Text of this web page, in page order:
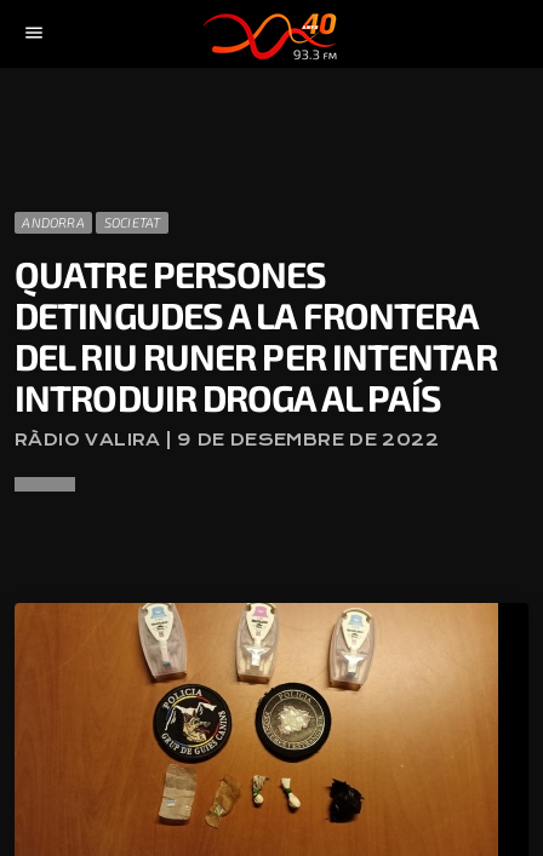
menu
ANDORRA SOCIETAT
QUATRE PERSONES
DETINGUDES A LA FRONTERA
DEL RIU RUNER PER INTENTAR
INTRODUIR DROGA AL PAÍS
RÀDIO VALIRA | 9 DE DESEMBRE DE 2022